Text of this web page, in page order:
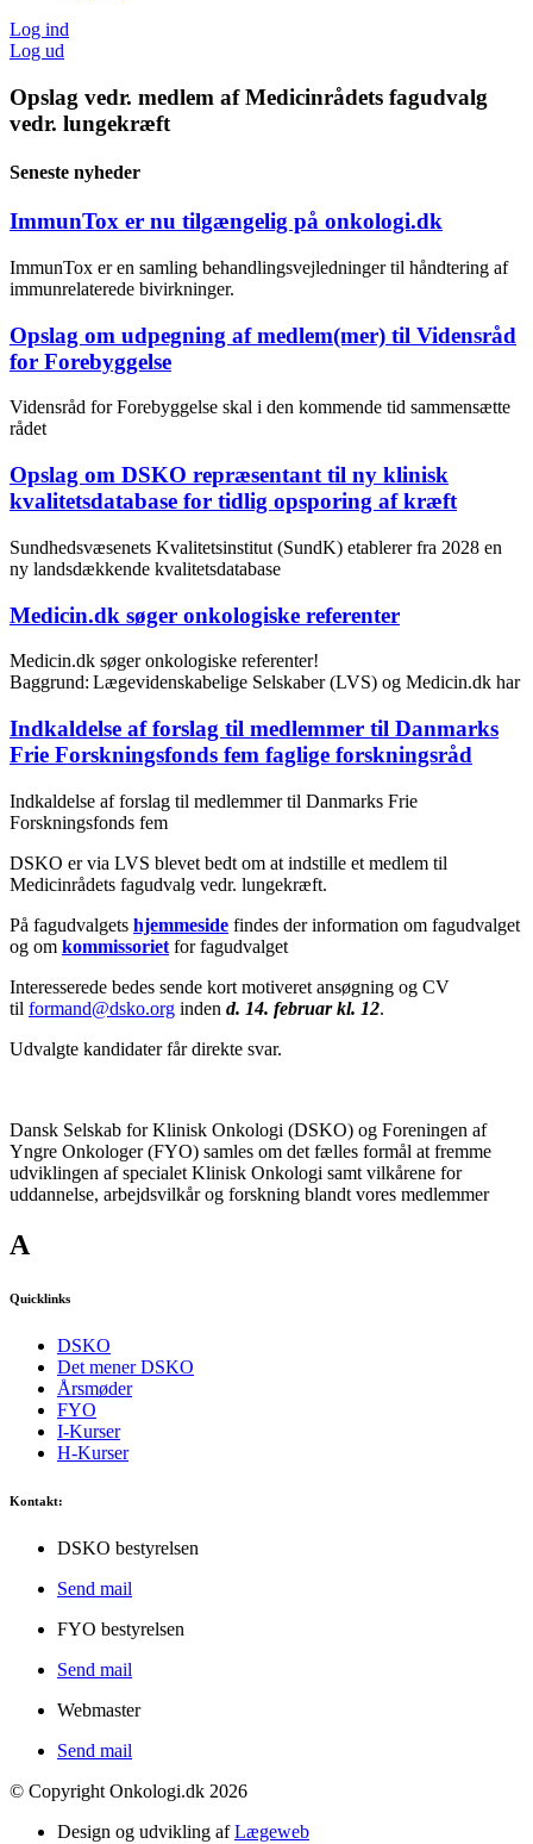
Log ind
Log ud
Opslag vedr. medlem af Medicinrådets fagudvalg
vedr. lungekræft
Seneste nyheder
ImmunTox er nu tilgængelig på onkologi.dk
ImmunTox er en samling behandlingsvejledninger til håndtering af
immunrelaterede bivirkninger.
Opslag om udpegning af medlem(mer) til Vidensråd
for Forebyggelse
Vidensråd for Forebyggelse skal i den kommende tid sammensætte
rådet
Opslag om DSKO repræsentant til ny klinisk
kvalitetsdatabase for tidlig opsporing af kræft
Sundhedsvæsenets Kvalitetsinstitut (SundK) etablerer fra 2028 en
ny landsdækkende kvalitetsdatabase
Medicin.dk søger onkologiske referenter
Medicin.dk søger onkologiske referenter!
Baggrund: Lægevidenskabelige Selskaber (LVS) og Medicin.dk har
Indkaldelse af forslag til medlemmer til Danmarks
Frie Forskningsfonds fem faglige forskningsråd
Indkaldelse af forslag til medlemmer til Danmarks Frie
Forskningsfonds fem
DSKO er via LVS blevet bedt om at indstille et medlem til
Medicinrådets fagudvalg vedr. lungekræft.
På fagudvalgets hjemmeside findes der information om fagudvalget
og om kommissoriet for fagudvalget
Interesserede bedes sende kort motiveret ansøgning og CV
til formand@dsko.org inden d. 14. februar kl. 12.
Udvalgte kandidater får direkte svar.
Dansk Selskab for Klinisk Onkologi (DSKO) og Foreningen af
Yngre Onkologer (FYO) samles om det fælles formål at fremme
udviklingen af specialet Klinisk Onkologi samt vilkårene for
uddannelse, arbejdsvilkår og forskning blandt vores medlemmer
A
Quicklinks
DSKO
Det mener DSKO
Årsmøder
FYO
I-Kurser
H-Kurser
Kontakt:
DSKO bestyrelsen
Send mail
FYO bestyrelsen
Send mail
Webmaster
Send mail
© Copyright Onkologi.dk 2026
Design og udvikling afLægeweb